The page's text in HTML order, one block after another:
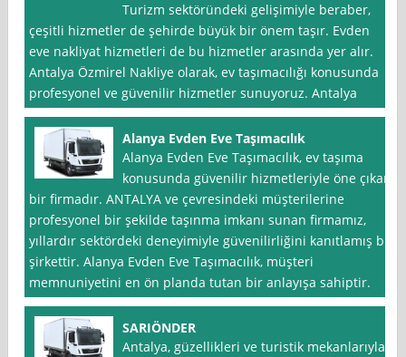
Turizm sektöründeki gelişimiyle beraber,
çeşitli hizmetler de şehirde büyük bir önem taşır. Evden
eve nakliyat hizmetleri de bu hizmetler arasında yer alır.
Antalya Özmirel Nakliye olarak, ev taşımacılığı konusunda
profesyonel ve güvenilir hizmetler sunuyoruz. Antalya
Alanya Evden Eve Taşımacılık
Alanya Evden Eve Taşımacılık, ev taşıma
konusunda güvenilir hizmetleriyle öne çıkan
bir firmadır. ANTALYA ve çevresindeki müşterilerine
profesyonel bir şekilde taşınma imkanı sunan firmamız,
yıllardır sektördeki deneyimiyle güvenilirliğini kanıtlamış bir
şirkettir. Alanya Evden Eve Taşımacılık, müşteri
memnuniyetini en ön planda tutan bir anlayışa sahiptir.
SARIÖNDER
Antalya, güzellikleri ve turistik mekanlarıyla